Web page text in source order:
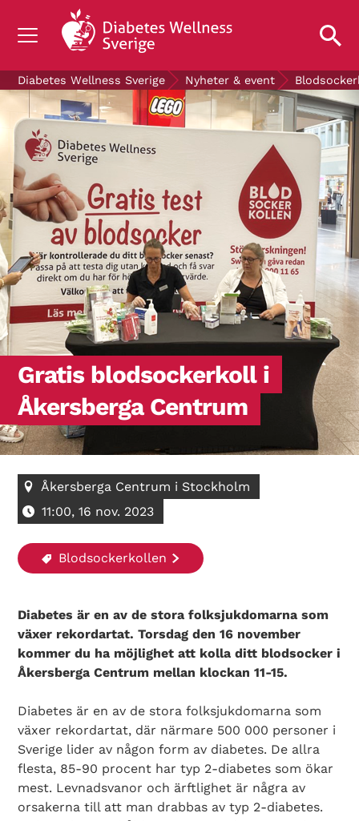
OM DIABETES
STÖD OSS
FORSKNING
NYHETER & EVENT
OM OSS
GRATIS DIABETESPRODUKTER
Blodsockerkollen
Diabetes Wellness Sverige Nyheter & event
Gratis blodsockerkoll i
Åkersberga Centrum
Åkersberga Centrum i Stockholm
11:00, 16 nov. 2023
Blodsockerkollen
Diabetes är en av de stora folksjukdomarna som
växer rekordartat. Torsdag den 16 november
kommer du ha möjlighet att kolla ditt blodsocker i
Åkersberga Centrum mellan klockan 11-15.
Diabetes är en av de stora folksjukdomarna som
växer rekordartat, där närmare 500 000 personer i
Sverige lider av någon form av diabetes. De allra
flesta, 85-90 procent har typ 2-diabetes som ökar
mest. Levnadsvanor och ärftlighet är några av
orsakerna till att man drabbas av typ 2-diabetes.